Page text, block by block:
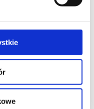
BLOG
prawda